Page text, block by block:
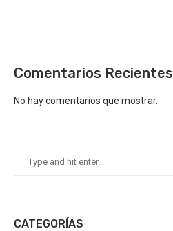
Comentarios Recientes
No hay comentarios que mostrar.
CATEGORÍAS